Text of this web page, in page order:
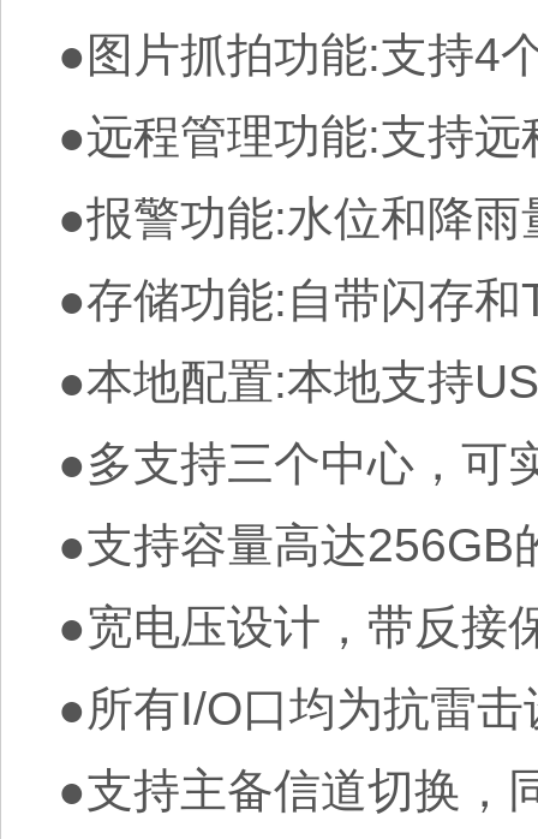
●图片抓拍功能:支持4
●远程管理功能:支持
●报警功能:水位和降
●存储功能:自带闪存
●本地配置:本地支持
●多支持三个中心，可
●支持容量高达256GB
●宽电压设计，带反接
●所有I/O口均为抗雷
●支持主备信道切换，